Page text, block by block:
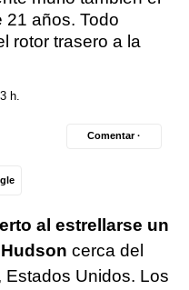
21 años. Todo
rotor trasero a la
h.
Comentar ·
al estrellarse un
cerca del
Estados Unidos. Los